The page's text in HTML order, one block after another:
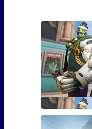
Гайд: Как